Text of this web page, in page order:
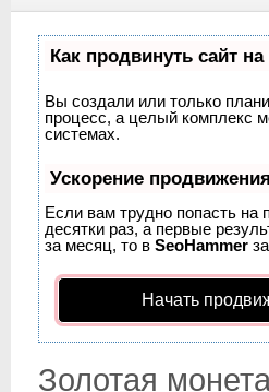
Как продвинуть сайт
Вы создали или только
процесс, а целый комплекс
системах.
Ускорение продвижения
Если вам трудно попасть на
десятки раз, а первые
за месяц, то в SeoHammer
Начать
Золотая